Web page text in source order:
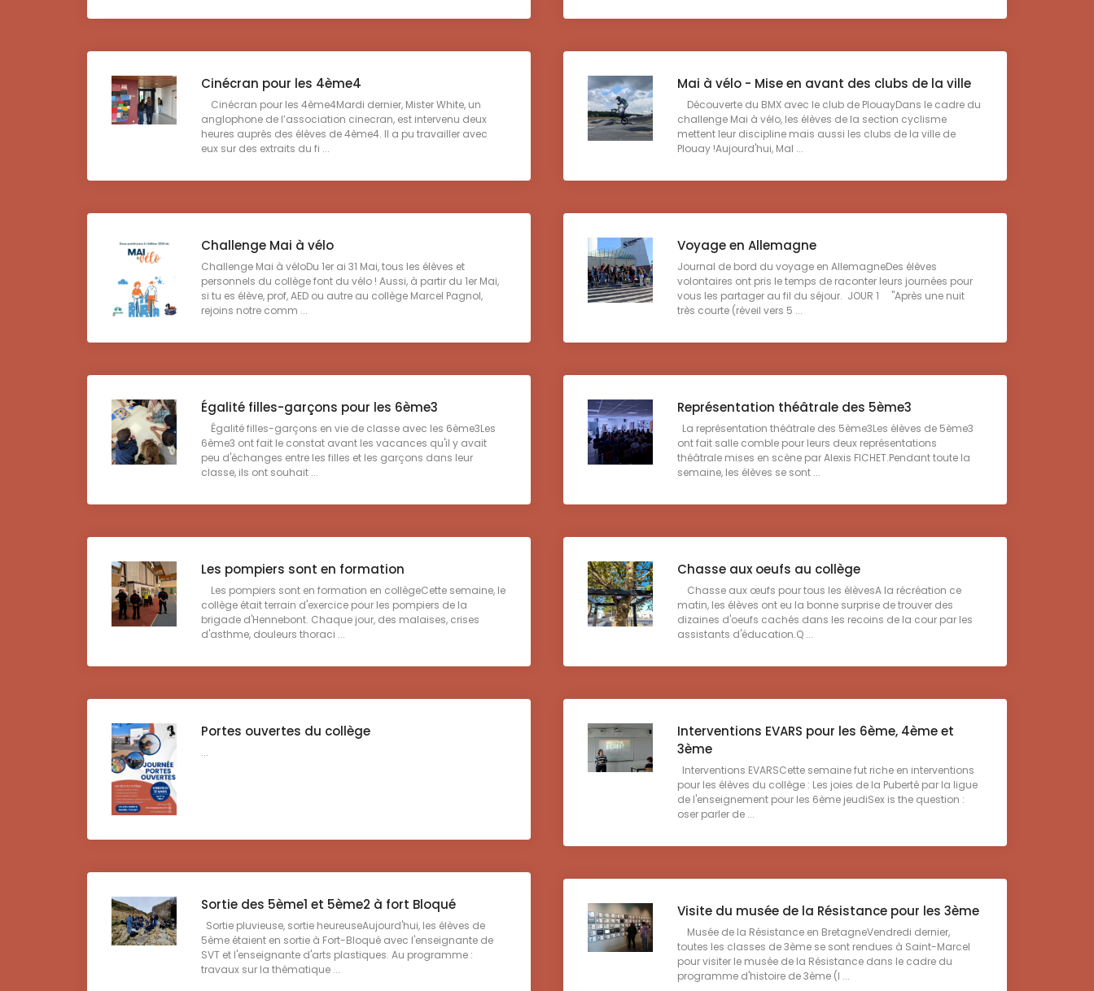
Cinécran pour les 4ème4
Cinécran pour les 4ème4Mardi dernier, Mister White, un
anglophone de l’association cinecran, est intervenu deux
heures auprès des élèves de 4ème4. Il a pu travailler avec
eux sur des extraits du fi ...
Mai à vélo - Mise en avant des clubs de la ville
Découverte du BMX avec le club de PlouayDans le cadre du
challenge Mai à vélo, les élèves de la section cyclisme
mettent leur discipline mais aussi les clubs de la ville de
Plouay !Aujourd'hui, Mal ...
Challenge Mai à vélo
Challenge Mai à véloDu 1er ai 31 Mai, tous les élèves et
personnels du collège font du vélo ! Aussi, à partir du 1er Mai,
si tu es élève, prof, AED ou autre au collège Marcel Pagnol,
rejoins notre comm ...
Voyage en Allemagne
Journal de bord du voyage en AllemagneDes élèves
volontaires ont pris le temps de raconter leurs journées pour
vous les partager au fil du séjour. JOUR 1 "Après une nuit
très courte (réveil vers 5 ...
Égalité filles-garçons pour les 6ème3
Égalité filles-garçons en vie de classe avec les 6ème3Les
6ème3 ont fait le constat avant les vacances qu'il y avait
peu d'échanges entre les filles et les garçons dans leur
classe, ils ont souhait ...
Représentation théâtrale des 5ème3
La représentation théâtrale des 5ème3Les élèves de 5ème3
ont fait salle comble pour leurs deux représentations
théâtrale mises en scène par Alexis FICHET.Pendant toute la
semaine, les élèves se sont ...
Les pompiers sont en formation
Les pompiers sont en formation en collègeCette semaine, le
collège était terrain d'exercice pour les pompiers de la
brigade d'Hennebont. Chaque jour, des malaises, crises
d'asthme, douleurs thoraci ...
Chasse aux oeufs au collège
Chasse aux œufs pour tous les élèvesA la récréation ce
matin, les élèves ont eu la bonne surprise de trouver des
dizaines d'oeufs cachés dans les recoins de la cour par les
assistants d'éducation.Q ...
Portes ouvertes du collège
...
Interventions EVARS pour les 6ème, 4ème et
3ème
Interventions EVARSCette semaine fut riche en interventions
pour les élèves du collège : Les joies de la Puberté par la ligue
de l'enseignement pour les 6ème jeudiSex is the question :
oser parler de ...
Sortie des 5ème1 et 5ème2 à fort Bloqué
Sortie pluvieuse, sortie heureuseAujourd'hui, les élèves de
5ème étaient en sortie à Fort-Bloqué avec l'enseignante de
SVT et l'enseignante d'arts plastiques. Au programme :
travaux sur la thématique ...
Visite du musée de la Résistance pour les 3ème
Musée de la Résistance en BretagneVendredi dernier,
toutes les classes de 3ème se sont rendues à Saint-Marcel
pour visiter le musée de la Résistance dans le cadre du
programme d'histoire de 3ème (l ...